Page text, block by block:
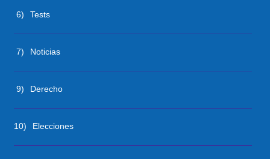
6) Tests
7) Noticias
9) Derecho
10) Elecciones